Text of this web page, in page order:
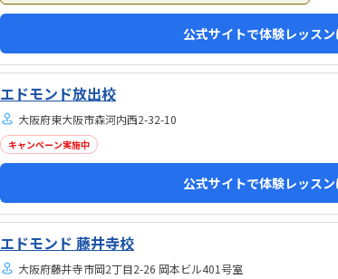
公式サイトで体験レッス
エドモンド放出校
大阪府東大阪市森河内西2-32-10
キャンペーン実施中
公式サイトで体験レッス
エドモンド 藤井寺校
大阪府藤井寺市岡2丁目2-26 岡本ビル401号室